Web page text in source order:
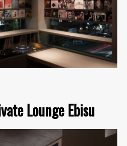
Lounge Ebisu